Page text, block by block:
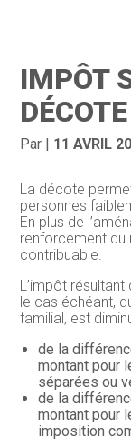
Gestion au
Entreprise en
Compta
Documents
IMPÔT
Par | 11 AVRIL
La décote
personnes
En plus de
renforcement
contribuable.
L’impôt
le cas échéant,
familial, est
de la
montant pour
séparées ou
de la
montant pour
imposition